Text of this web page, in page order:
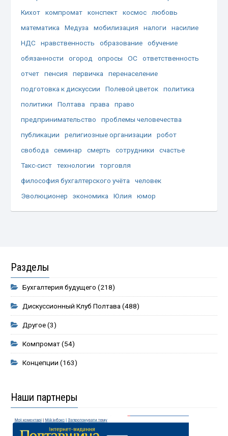
Кихот
компромат конспект космос
любовь
математика
Медуза мобилизация налоги
насилие
НДС
нравственность образование
обучение
обязанности
огород опросы ОС
ответственность
отчет
пенсия первичка
перенаселение
подготовка к дискуссии
Полевой цветок
политика
политики
Полтава права
право
предпринимательство
проблемы человечества
публикации
религиозные организации
робот
свобода
семинар смерть сотрудники
счастье
Такс-сист
технологии
торговля
философия бухгалтерского учёта
человек
Эволюционер
экономика Юлия юмор
Разделы
Бухгалтерия будущего (218)
Дискуссионный Клуб Полтава (488)
Другое(3)
Компромат(54)
Концепции (163)
Наши партнеры